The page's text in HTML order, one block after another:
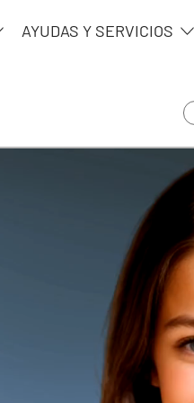
AYUDAS Y SERVICIOS